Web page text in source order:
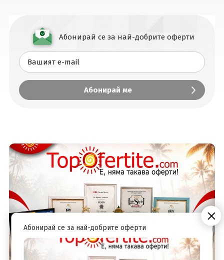
Услуги
Вход
Абонирай се за най-добрите оферти
Абонирай се за най-добрите оферти